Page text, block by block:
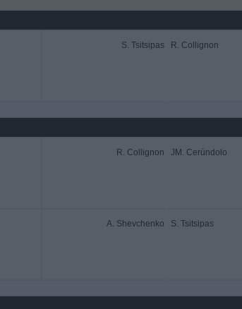
S. Tsitsipas R. Collignon
R. Collignon JM. Cerúndolo
A. Shevchenko S. Tsitsipas